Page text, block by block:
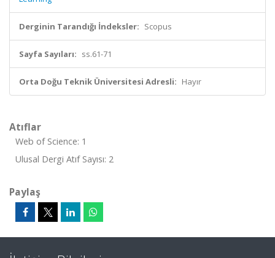
Derginin Tarandığı İndeksler: Scopus
Sayfa Sayıları: ss.61-71
Orta Doğu Teknik Üniversitesi Adresli: Hayır
Atıflar
Web of Science: 1
Ulusal Dergi Atıf Sayısı: 2
Paylaş